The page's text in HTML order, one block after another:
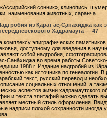
«Ассирийский сонник», клинопись,
наименования животных, саранча
из К̣āрат ас̣-С̣анāхиджа как
Хадрамаута — 47
комплексу эпиграфических
доступному для введения в
собой надгробия,
С̣анāхиджа во время работы
1988 г. Издание надгробий из
как источника по генеалогии.
текст, русский перевод и
социальных отношений, а
аспектов жизни хадрамаутского
и текста эпитафий можно сделать
местный стиль оформления.
надписи плохой сохранности иногда